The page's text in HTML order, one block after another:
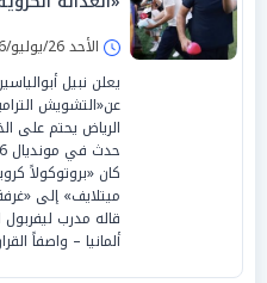
«المنقذ شاهداً»
الأحد 26/يوليو/2026 - 03:09 ص
يعلن نبيل
عن«التشويش
الرياض يحتم على
كان «بروتوكولاً
ميتلايف» إلى
قاله مدرب
ألمانيا – واصفاً